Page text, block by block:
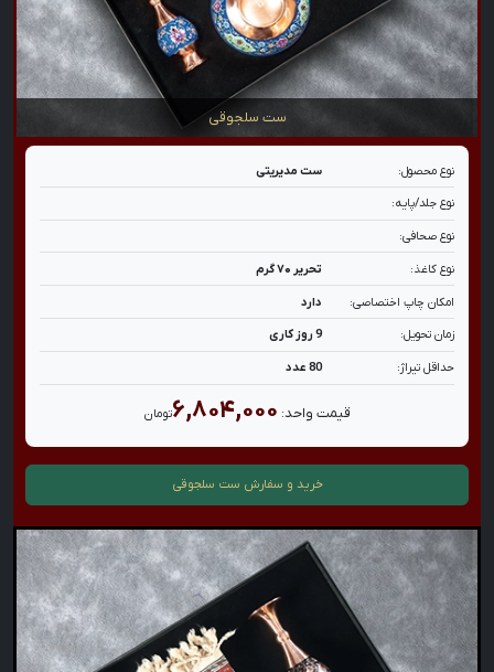
ست سلجوقی
نوع محصول: ست مدیریتی
نوع جلد/پایه:
نوع صحافی:
نوع کاغذ: تحریر ۷۰ گرم
امکان چاپ اختصاصی: دارد
زمان تحویل: 9 روز کاری
حداقل تیراژ: 80 عدد
قیمت واحد: ۶,۸۰۴,۰۰۰تومان
خرید و سفارش ست سلجوقی